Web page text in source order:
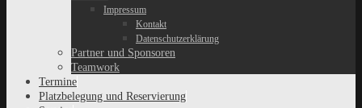
Impressum
Kontakt
Datenschutzerklärung
Partner und Sponsoren
Teamwork
Termine
Platzbelegung und Reservierung